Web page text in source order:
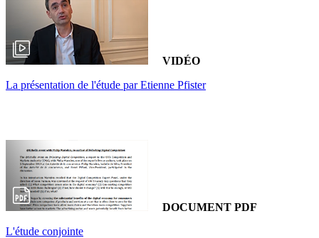
VIDÉO
La présentation de l'étude par Etienne Pfister
DOCUMENT PDF
L'étude conjointe